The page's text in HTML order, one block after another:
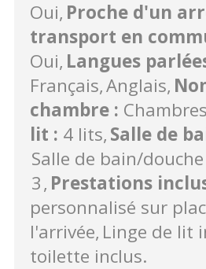
Oui Proche d'un
transport en
Oui Langues
Français Anglais
chambre :
lit : 4 lits Salle de
Salle de bain/
3 Prestations
personnalisé sur
l'arrivée Linge de lit
toilette inclus